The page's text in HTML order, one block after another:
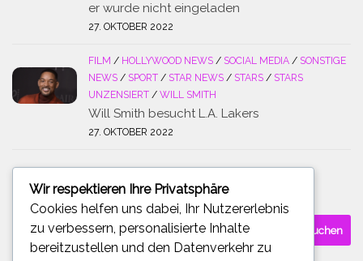
er wurde nicht eingeladen
27. OKTOBER 2022
FILM / HOLLYWOOD NEWS / SOCIAL MEDIA / SONSTIGE
NEWS / SPORT / STAR NEWS / STARS / STARS
UNZENSIERT / WILL SMITH
Will Smith besucht L.A. Lakers
27. OKTOBER 2022
SUCHE
Suchen
nach:
Wir respektieren Ihre Privatsphäre
Cookies helfen uns dabei, Ihr Nutzererlebnis
zu verbessern, personalisierte Inhalte
bereitzustellen und den Datenverkehr zu